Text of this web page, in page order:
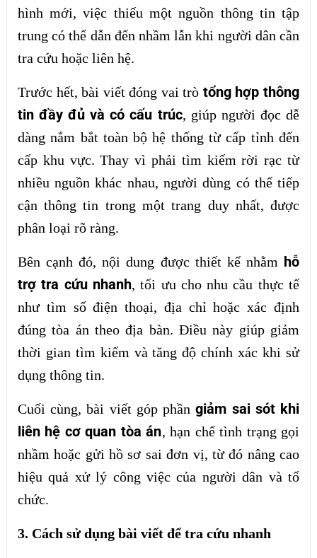
hình mới, việc thiếu một nguồn thông tin tập
trung có thể dẫn đến nhầm lẫn khi người dân cần
tra cứu hoặc liên hệ.
Trước hết, bài viết đóng vai trò tổng hợp thông
tin đầy đủ và có cấu trúc, giúp người đọc dễ
dàng nắm bắt toàn bộ hệ thống từ cấp tỉnh đến
cấp khu vực. Thay vì phải tìm kiếm rời rạc từ
nhiều nguồn khác nhau, người dùng có thể tiếp
cận thông tin trong một trang duy nhất, được
phân loại rõ ràng.
Bên cạnh đó, nội dung được thiết kế nhằm hỗ
trợ tra cứu nhanh, tối ưu cho nhu cầu thực tế
như tìm số điện thoại, địa chỉ hoặc xác định
đúng tòa án theo địa bàn. Điều này giúp giảm
thời gian tìm kiếm và tăng độ chính xác khi sử
dụng thông tin.
Cuối cùng, bài viết góp phầngiảm sai sót khi
liên hệ cơ quan tòa án, hạn chế tình trạng gọi
nhầm hoặc gửi hồ sơ sai đơn vị, từ đó nâng cao
hiệu quả xử lý công việc của người dân và tổ
chức.
3. Cách sử dụng bài viết để tra cứu nhanh